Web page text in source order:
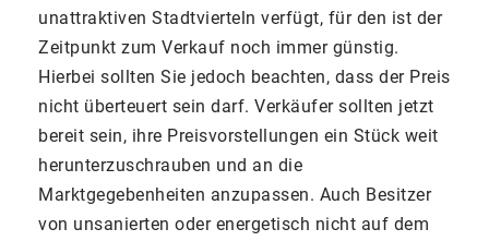
unattraktiven Stadtvierteln verfügt, für den ist der
Zeitpunkt zum Verkauf noch immer günstig.
Hierbei sollten Sie jedoch beachten, dass der Preis
nicht überteuert sein darf. Verkäufer sollten jetzt
bereit sein, ihre Preisvorstellungen ein Stück weit
herunterzuschrauben und an die
Marktgegebenheiten anzupassen. Auch Besitzer
von unsanierten oder energetisch nicht auf dem